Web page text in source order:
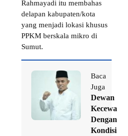
Rahmayadi itu membahas
delapan kabupaten/kota
yang menjadi lokasi khusus
PPKM berskala mikro di
Sumut.
Baca
Juga
Dewan
Kecewa
Dengan
Kondisi